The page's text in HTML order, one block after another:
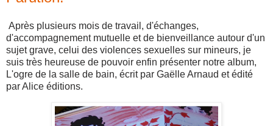
Après plusieurs mois de travail, d'échanges,
d'accompagnement mutuelle et de bienveillance autour d'un
sujet grave, celui des violences sexuelles sur mineurs, je
suis très heureuse de pouvoir enfin présenter notre album,
L'ogre de la salle de bain, écrit par Gaëlle Arnaud et édité
par Alice éditions.